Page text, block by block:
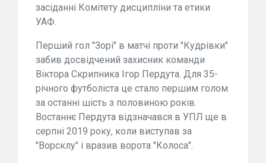
засіданні Комітету дисципліни та етики
УАФ.
Перший гол "Зорі" в матчі проти "Кудрівки"
забив досвідчений захисник команди
Віктора Скрипника Ігор Пердута. Для 35-
річного футболіста це стало першим голом
за останні шість з половиною років.
Востаннє Пердута відзначався в УПЛ ще в
серпні 2019 року, коли виступав за
"Ворсклу" і вразив ворота "Колоса".